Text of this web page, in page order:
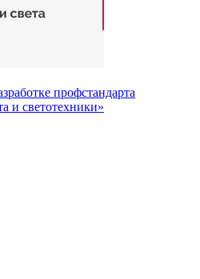
профстандарта
и светотехники»